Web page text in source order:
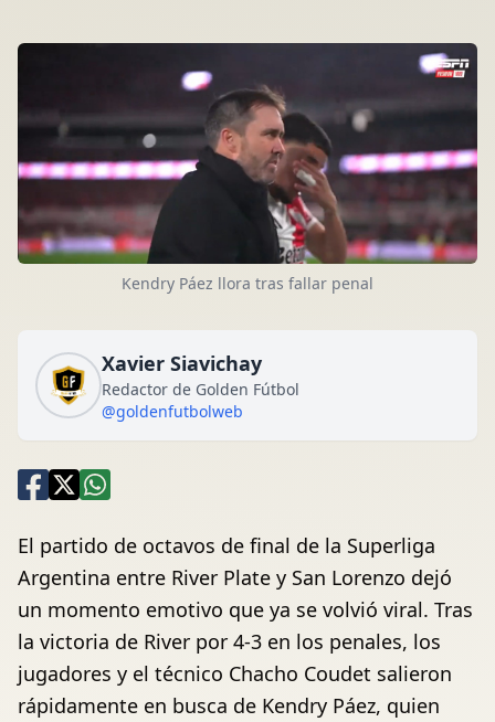
Kendry Páez llora tras fallar penal
Xavier Siavichay
Redactor de Golden Fútbol
@goldenfutbolweb
El partido de octavos de final de la Superliga
Argentina entre River Plate y San Lorenzo dejó
un momento emotivo que ya se volvió viral. Tras
la victoria de River por 4-3 en los penales, los
jugadores y el técnico Chacho Coudet salieron
rápidamente en busca de Kendry Páez, quien